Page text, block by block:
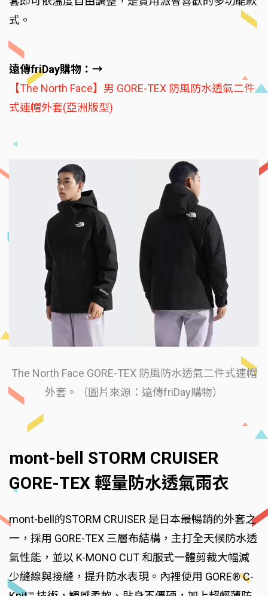
式。
遠傳friDay購物：→
【The North Face】男 GORE-TEX 防風防水透氣二件
式連帽外套(亞洲版型)
The North Face GORE-TEX 防風防水透氣二件式連帽
外套。（圖片來源：遠傳friDay購物）
mont-bell STORM CRUISER
GORE-TEX 輕量防水透氣雨衣
mont-bell的STORM CRUISER 是日本最暢銷的外套之
一，採用 GORE-TEX 三層布結構，主打全天候防水透
氣性能，並以 K-MONO CUT 和服式一體剪裁大幅減
少縫線與接縫，提升防水表現。內裡使用 GORE® C-